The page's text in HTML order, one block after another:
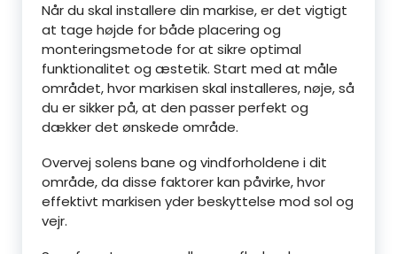
Når du skal installere din markise, er det vigtigt
at tage højde for både placering og
monteringsmetode for at sikre optimal
funktionalitet og æstetik. Start med at måle
området, hvor markisen skal installeres, nøje, så
du er sikker på, at den passer perfekt og
dækker det ønskede område.
Overvej solens bane og vindforholdene i dit
område, da disse faktorer kan påvirke, hvor
effektivt markisen yder beskyttelse mod sol og
vejr.